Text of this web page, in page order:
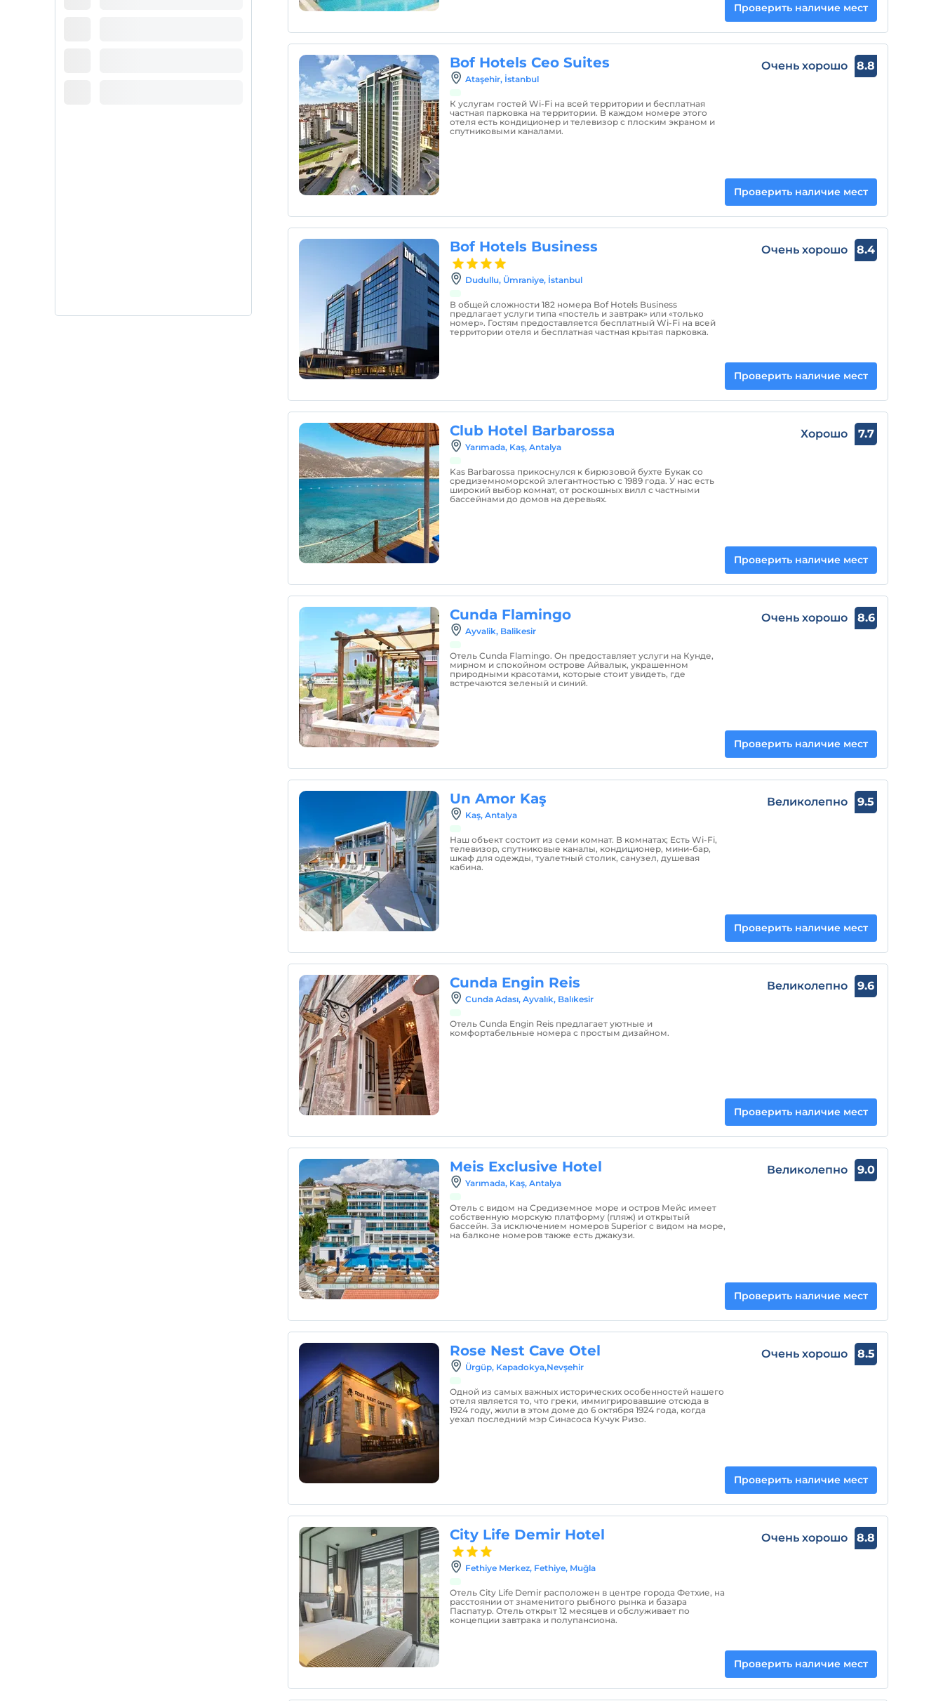
Проверить наличие мест
Bof Hotels Ceo Suites
Ataşehir, İstanbul
К услугам гостей Wi-Fi на всей территории и бесплатная
частная парковка на территории. В каждом номере этого
отеля есть кондиционер и телевизор с плоским экраном и
спутниковыми каналами.
Очень хорошо 8.8
Проверить наличие мест
Bof Hotels Business
Dudullu, Ümraniye, İstanbul
В общей сложности 182 номера Bof Hotels Business
предлагает услуги типа «постель и завтрак» или «только
номер». Гостям предоставляется бесплатный Wi-Fi на всей
территории отеля и бесплатная частная крытая парковка.
Очень хорошо 8.4
Проверить наличие мест
Club Hotel Barbarossa
Yarımada, Kaş, Antalya
Kas Barbarossa прикоснулся к бирюзовой бухте Букак со
средиземноморской элегантностью с 1989 года. У нас есть
широкий выбор комнат, от роскошных вилл с частными
бассейнами до домов на деревьях.
Хорошо 7.7
Проверить наличие мест
Cunda Flamingo
Ayvalik, Balikesir
Отель Cunda Flamingo. Он предоставляет услуги на Кунде,
мирном и спокойном острове Айвалык, украшенном
природными красотами, которые стоит увидеть, где
встречаются зеленый и синий.
Очень хорошо 8.6
Проверить наличие мест
Un Amor Kaş
Kaş, Antalya
Наш объект состоит из семи комнат. В комнатах; Есть Wi-Fi,
телевизор, спутниковые каналы, кондиционер, мини-бар,
шкаф для одежды, туалетный столик, санузел, душевая
кабина.
Великолепно 9.5
Проверить наличие мест
Cunda Engin Reis
Cunda Adası, Ayvalık, Balıkesir
Отель Cunda Engin Reis предлагает уютные и
комфортабельные номера с простым дизайном.
Великолепно 9.6
Проверить наличие мест
Meis Exclusive Hotel
Yarımada, Kaş, Antalya
Отель с видом на Средиземное море и остров Мейс имеет
собственную морскую платформу (пляж) и открытый
бассейн. За исключением номеров Superior с видом на море,
на балконе номеров также есть джакузи.
Великолепно 9.0
Проверить наличие мест
Rose Nest Cave Otel
Ürgüp, Kapadokya,Nevşehir
Одной из самых важных исторических особенностей нашего
отеля является то, что греки, иммигрировавшие отсюда в
1924 году, жили в этом доме до 6 октября 1924 года, когда
уехал последний мэр Синасоса Кучук Ризо.
Очень хорошо 8.5
Проверить наличие мест
City Life Demir Hotel
Fethiye Merkez, Fethiye, Muğla
Отель City Life Demir расположен в центре города Фетхие, на
расстоянии от знаменитого рыбного рынка и базара
Паспатур. Отель открыт 12 месяцев и обслуживает по
концепции завтрака и полупансиона.
Очень хорошо 8.8
Проверить наличие мест